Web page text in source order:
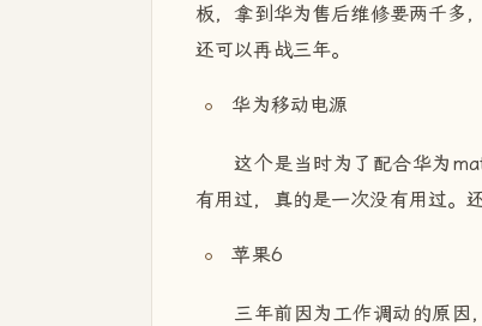
板，拿到华为售后维修要两千多
还可以再战三年。
华为移动电源
这个是当时为了配合华为
有用过，真的是一次没有用过。
苹果6
三年前因为工作调动的原因